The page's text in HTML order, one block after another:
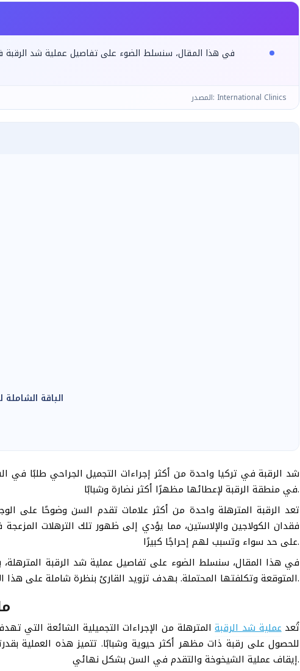
في هذا المقال، سنسلط الضوء على تفاصيل عملية شد الرقبة
المصدر: International Clinics
الباقة
شد الرقبة في تركيا واحدة من أكثر إجراءات التجميل الجراحي طلبًا في
في منطقة الرقبة لإعطائها مظهرًا أكثر نضارة وشبابًا.
تعد الرقبة المترهلة واحدة من أكثر علامات تقدم السن وضوحًا على
فقدان الكولاجين والإلاستين، مما يؤدي إلى ظهور تلك الترهلات
على حد سواء وتسبب لهم إحراجًا كبيرًا.
في هذا المقال، سنسلط الضوء على تفاصيل عملية شد الرقبة المترهلة،
المتوقعة وتكلفتها المحتملة. بهدف تزويد القارئ بنظرة شاملة على هذا الإجراء التجميلي الشائع وفوائده وما ينطوي عليه.
تُعدعملية شد الرقبةالمترهلة من الإجراءات التجميلية الشائعة التي
للحصول على رقبة ذات مظهر أكثر حيوية وشبابًا. تتميز هذه العملية
إيقاف عملية الشيخوخة والتقدم في السن بشكل نهائي.